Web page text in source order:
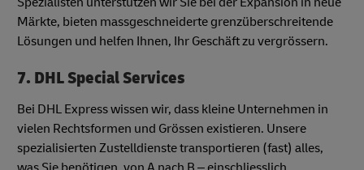
Märkte, bieten massgeschneiderte grenzüberschreitende
Lösungen und helfen Ihnen, Ihr Geschäft zu vergrössern.
7. DHL Special Services
Bei DHL Express wissen wir, dass kleine Unternehmen in
vielen Rechtsformen und Grössen existieren. Unsere
spezialisierten Zustelldienste transportieren (fast) alles,